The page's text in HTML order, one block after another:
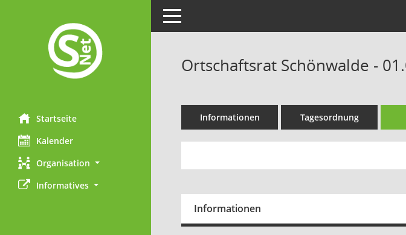
Startseite
Kalender
Organisation
Informatives
Toggle navigation
Ortschaftsrat Schönwalde -
Informationen Tagesordnung
Informationen